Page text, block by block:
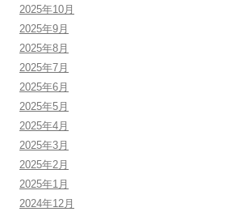
2025年10月
2025年9月
2025年8月
2025年7月
2025年6月
2025年5月
2025年4月
2025年3月
2025年2月
2025年1月
2024年12月